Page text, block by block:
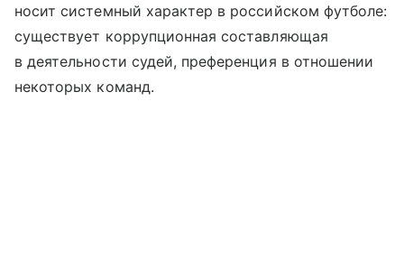
носит системный характер в российском футболе:
существует коррупционная составляющая
в деятельности судей, преференция в отношении
некоторых команд.